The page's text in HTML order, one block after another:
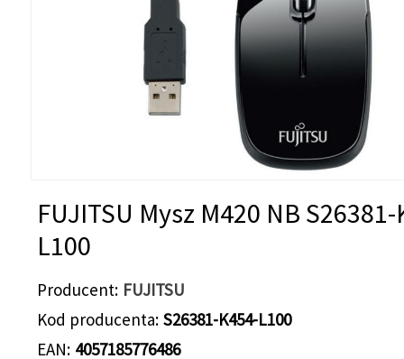
FUJITSU Mysz M420 NB
L100
Producent FUJITSU
Kod producenta S26381-K454-L100
EAN 4057185776486